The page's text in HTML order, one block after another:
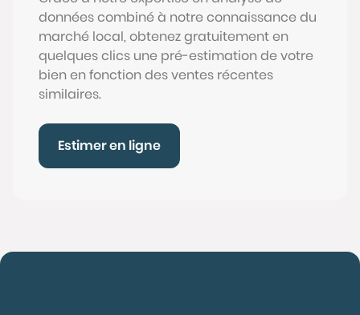
données combiné à notre connaissance du
marché local, obtenez gratuitement en
quelques clics une pré-estimation de votre
bien en fonction des ventes récentes
similaires.
Estimer en ligne